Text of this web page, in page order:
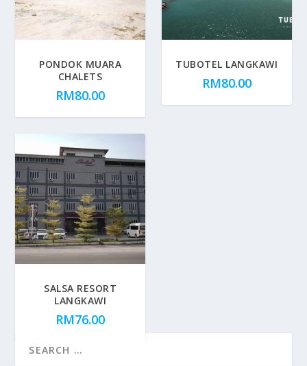
PONDOK MUARA
CHALETS
RM80.00
TUBOTEL LANGKAWI
RM80.00
SALSA RESORT
LANGKAWI
RM76.00